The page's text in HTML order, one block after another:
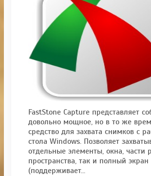
FastStone Capture представляет
довольно мощное, но в то же
средство для захвата снимков с
стола Windows. Позволяет
отдельные элементы, окна, части
пространства, так и полный экран
(поддерживает...